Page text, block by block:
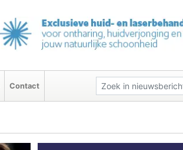
Contact